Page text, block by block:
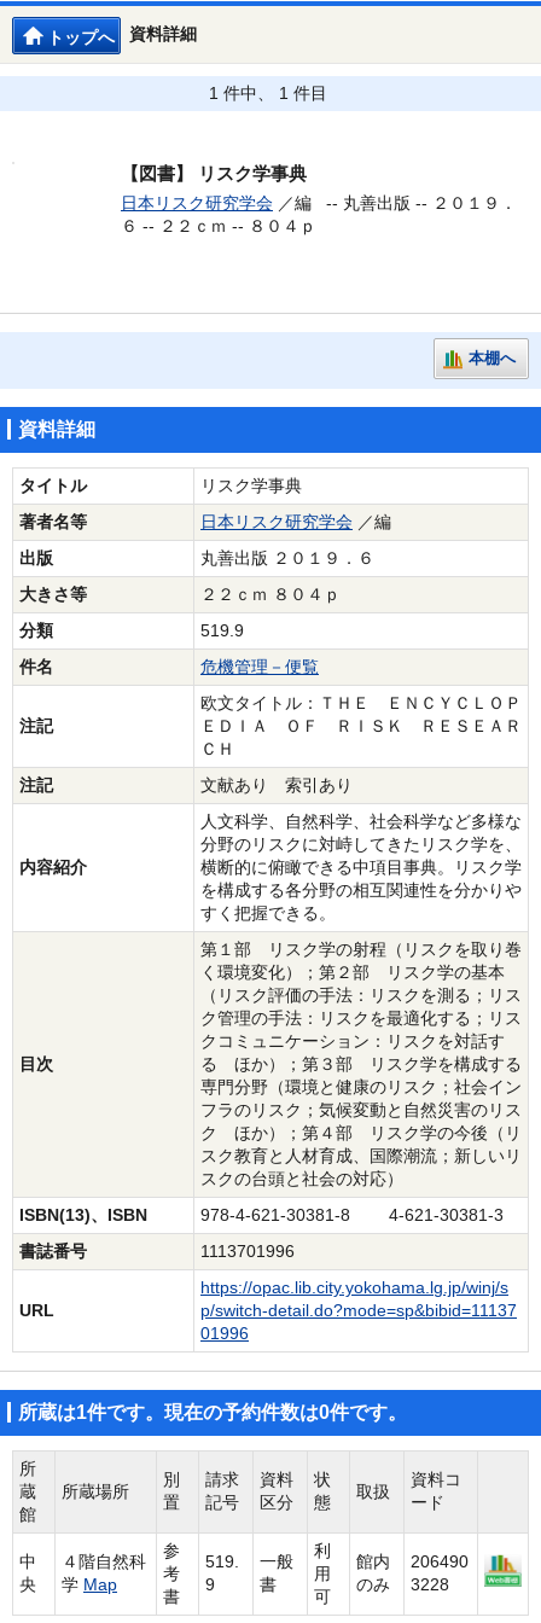
資料詳細
トップへ
1 件中、 1 件目
【図書】 リスク学事典
日本リスク研究学会 ／編 -- 丸善出版 -- ２０１９．
６ -- ２２ｃｍ -- ８０４ｐ
本棚へ
資料詳細
タイトル
リスク学事典
著者名等
日本リスク研究学会 ／編
出版
丸善出版 ２０１９．６
大きさ等
２２ｃｍ ８０４ｐ
分類
519.9
件名
危機管理－便覧
注記
欧文タイトル：ＴＨＥ ＥＮＣＹＣＬＯＰ
ＥＤＩＡ ＯＦ ＲＩＳＫ ＲＥＳＥＡＲ
ＣＨ
注記
文献あり 索引あり
内容紹介
人文科学、自然科学、社会科学など多様な
分野のリスクに対峙してきたリスク学を、
横断的に俯瞰できる中項目事典。リスク学
を構成する各分野の相互関連性を分かりや
すく把握できる。
目次
第１部 リスク学の射程（リスクを取り巻
く環境変化）；第２部 リスク学の基本
（リスク評価の手法：リスクを測る；リス
ク管理の手法：リスクを最適化する；リス
クコミュニケーション：リスクを対話す
る ほか）；第３部 リスク学を構成する
専門分野（環境と健康のリスク；社会イン
フラのリスク；気候変動と自然災害のリス
ク ほか）；第４部 リスク学の今後（リ
スク教育と人材育成、国際潮流；新しいリ
スクの台頭と社会の対応）
ISBN(13)、ISBN
978-4-621-30381-8 4-621-30381-3
書誌番号
1113701996
URL
https://opac.lib.city.yokohama.lg.jp/winj/s
p/switch-detail.do?mode=sp&bibid=11137
01996
所蔵は1件です。現在の予約件数は0件です。
所
蔵
館
所蔵場所
別
置
請求
記号
資料
区分
状
態
取扱
資料コ
ード
中
央
４階自然科
学 Map
参
考
書
519.
9
一般
書
利
用
可
館内
のみ
206490
3228